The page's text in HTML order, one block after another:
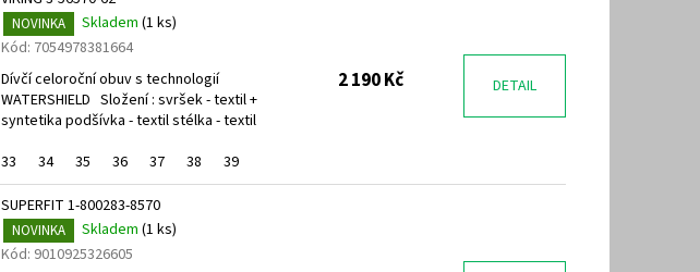
NOVINKA Skladem (1 ks)
Kód: 7054978381664
Dívčí celoroční obuv s technologií
WATERSHIELD Složení : svršek - textil +
syntetika podšívka - textil stélka - textil
33
34 35 36 37 38 39
2 190 Kč DETAIL
SUPERFIT 1-800283-8570
NOVINKA Skladem (1 ks)
Kód: 9010925326605